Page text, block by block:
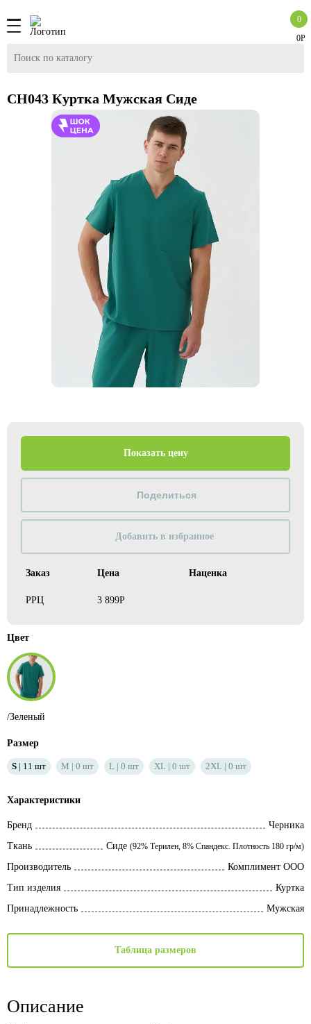
0Р
0
CH043 Куртка Мужская Сиде
Заказ Цена Наценка
РРЦ 3 899Р
Показать цену
Добавить в избранное
Цвет
/Зеленый
Размер
S 11 шт M 0 шт L 0 шт XL 0 шт 2XL 0 шт
Характеристики
Бренд
Черника
Ткань
Сиде (92% Терилен, 8% Спандекс. Плотность 180 гр/м)
Производитель
Комплимент ООО
Тип изделия
Куртка
Принадлежность
Мужская
Таблица размеров
Описание